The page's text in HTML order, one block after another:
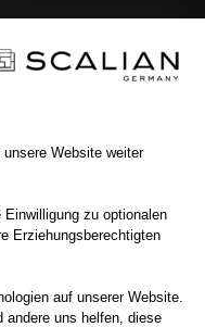
zu optionalen
Erziehungsberechtigten
auf unserer Website.
andere uns helfen, diese